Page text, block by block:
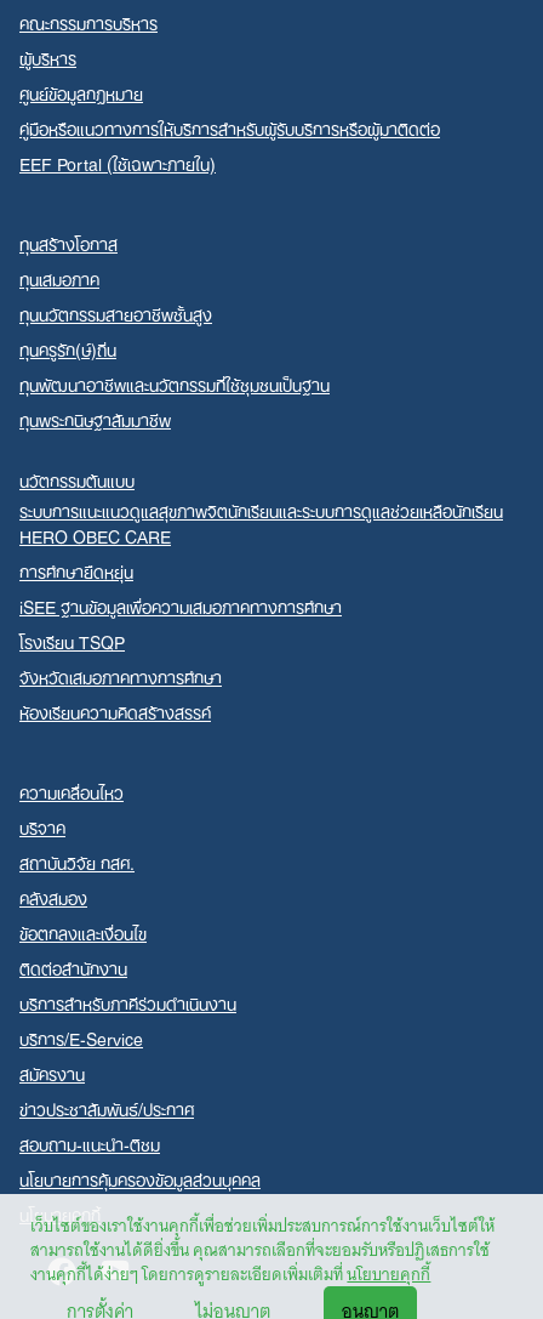
เว็บไซต์ของเราใช้งานคุกกี้เพื่อช่วยเพิ่มประสบการณ์การใช้งานเว็บไซต์ให้
สามารถใช้งานได้ดียิ่งขึ้น คุณสามารถเลือกที่จะยอมรับหรือปฏิเสธการใช้
งานคุกกี้ได้ง่ายๆ โดยการดูรายละเอียดเพิ่มเติมที่นโยบายคุกกี้
การตั้งค่า ไม่อนุญาต อนุญาต
คณะกรรมการบริหาร
ผู้บริหาร
ศูนย์ข้อมูลกฎหมาย
คู่มือหรือแนวทางการให้บริการสำหรับผู้รับบริการหรือผู้มาติดต่อ
EEF Portal (ใช้เฉพาะภายใน)
ทุนสร้างโอกาส
ทุนเสมอภาค
ทุนนวัตกรรมสายอาชีพชั้นสูง
ทุนครูรัก(ษ์)ถิ่น
ทุนพัฒนาอาชีพและนวัตกรรมที่ใช้ชุมชนเป็นฐาน
ทุนพระกนิษฐาสัมมาชีพ
นวัตกรรมต้นแบบ
ระบบการแนะแนวดูแลสุขภาพจิตนักเรียนและระบบการดูแลช่วยเหลือนักเรียน
HERO OBEC CARE
การศึกษายืดหยุ่น
iSEE ฐานข้อมูลเพื่อความเสมอภาคทางการศึกษา
โรงเรียน TSQP
จังหวัดเสมอภาคทางการศึกษา
ห้องเรียนความคิดสร้างสรรค์
ความเคลื่อนไหว
บริจาค
สถาบันวิจัย กสศ.
คลังสมอง
ข้อตกลงและเงื่อนไข
ติดต่อสำนักงาน
บริการสำหรับภาคีร่วมดำเนินงาน
บริการ/E-Service
สมัครงาน
ข่าวประชาสัมพันธ์/ประกาศ
สอบถาม-แนะนำ-ติชม
นโยบายการคุ้มครองข้อมูลส่วนบุคคล
นโยบายคุกกี้
FacebookYoutube